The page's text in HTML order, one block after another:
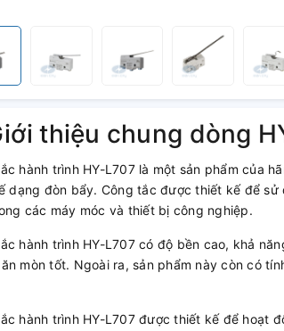
thiệu chung dòng
hành trình HY-L707 là một sản phẩm của
dạng đòn bẩy. Công tắc được thiết kế để
các máy móc và thiết bị công nghiệp.
hành trình HY-L707 có độ bền cao, khả
mòn tốt. Ngoài ra, sản phẩm này còn có
hành trình HY-L707 được thiết kế để hoạt